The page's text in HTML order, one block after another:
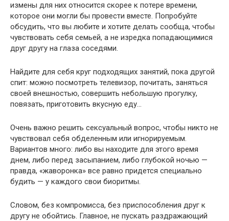
измены для них относится скорее к потере времени,
которое они могли бы провести вместе. Попробуйте
обсудить, что вы любите и хотите делать сообща, чтобы
чувствовать себя семьей, а не изредка попадающимися
друг другу на глаза соседями.
Найдите для себя круг подходящих занятий, пока другой
спит: можно посмотреть телевизор, почитать, заняться
своей внешностью, совершить небольшую прогулку,
повязать, приготовить вкусную еду…
Очень важно решить сексуальный вопрос, чтобы никто не
чувствовал себя обделенным или игнорируемым.
Вариантов много: либо вы находите для этого время
днем, либо перед засыпанием, либо глубокой ночью —
правда, «жаворонка» все равно придется специально
будить — у каждого свои биоритмы.
Словом, без компромисса, без приспособления друг к
другу не обойтись. Главное, не пускать раздражающий